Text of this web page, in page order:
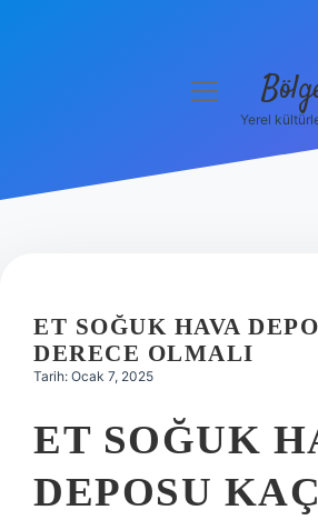
Hakkımızda
menüyü
Yerel
ET SOĞUK HAVA
DERECE OLMALI
Tarih: Ocak 7, 2025
ET SOĞUK
DEPOSU KAÇ